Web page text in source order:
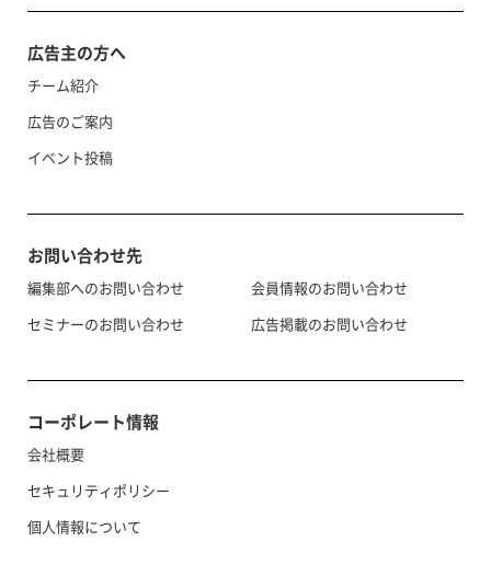
広告主の方へ
チーム紹介
広告のご案内
イベント投稿
お問い合わせ先
編集部へのお問い合わせ
セミナーのお問い合わせ
会員情報のお問い合わせ
広告掲載のお問い合わせ
コーポレート情報
会社概要
セキュリティポリシー
個人情報について